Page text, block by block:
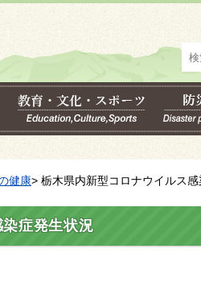
健康> 栃木県内新型コロナウイルス感
症発生状況